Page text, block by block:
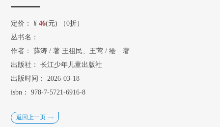
定价： ¥46(元) （0折）
丛书名：
作者：
薛涛 / 著 王祖民、王莺 / 绘 著
出版社：
长江少年儿童出版社
出版时间：
2026-03-18
isbn：
978-7-5721-6916-8
返回上一页